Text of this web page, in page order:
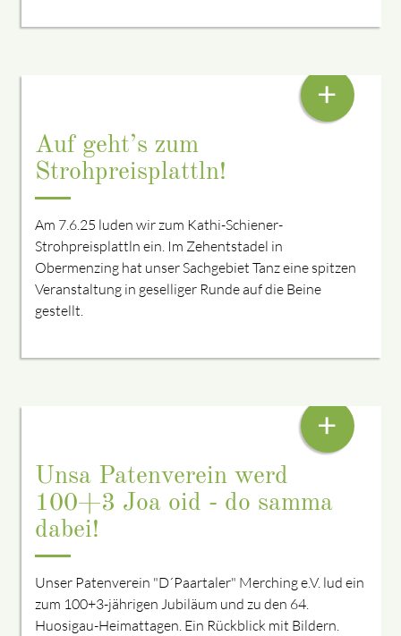
Auf geht’s zum
Strohpreisplattln!
Am 7.6.25 luden wir zum Kathi-Schiener-
Strohpreisplattln ein. Im Zehentstadel in
Obermenzing hat unser Sachgebiet Tanz eine spitzen
Veranstaltung in geselliger Runde auf die Beine
gestellt.
+
Unsa Patenverein werd
100+3 Joa oid - do samma
dabei!
Unser Patenverein "D´Paartaler" Merching e.V. lud ein
zum 100+3-jährigen Jubiläum und zu den 64.
Huosigau-Heimattagen. Ein Rückblick mit Bildern.
+